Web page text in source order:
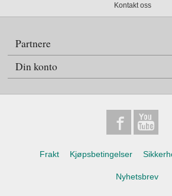
Kontakt oss
Partnere
Din konto
Frakt Kjøpsbetingelser
Nyhetsbrev